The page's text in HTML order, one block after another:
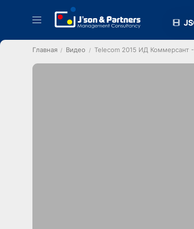
Главная Видео Telecom 2015 ИД Коммерсант